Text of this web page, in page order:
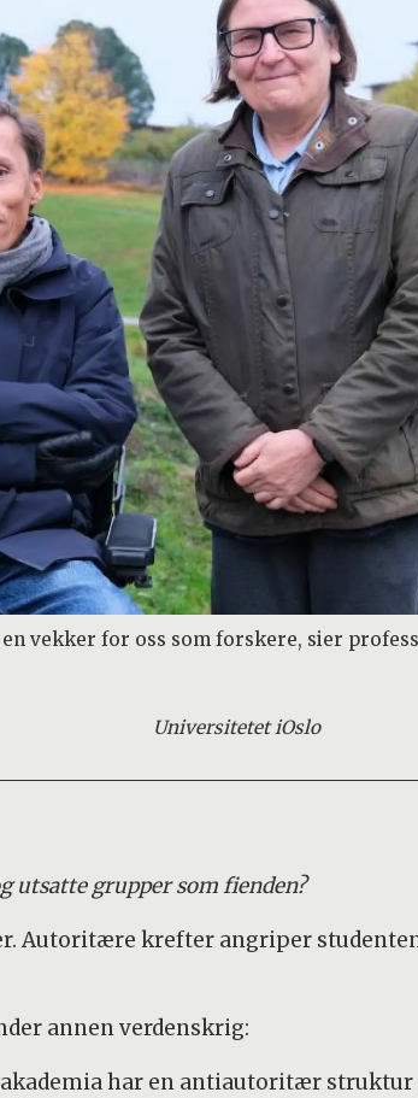
vekker for oss som forskere, sier
Universitetet iOslo
utsatte grupper som fienden?
Autoritære krefter angriper
annen verdenskrig:
har en antiautoritær